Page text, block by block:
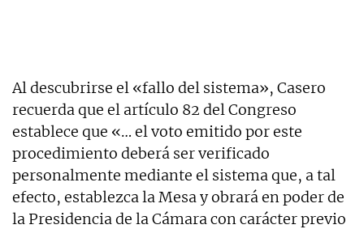
Al descubrirse el «fallo del sistema», Casero
recuerda que el artículo 82 del Congreso
establece que «… el voto emitido por este
procedimiento deberá ser verificado
personalmente mediante el sistema que, a tal
efecto, establezca la Mesa y obrará en poder de
la Presidencia de la Cámara con carácter previo